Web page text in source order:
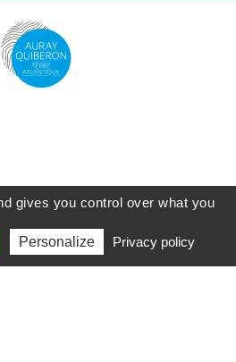
gives you control over what you
Personalize Privacy policy